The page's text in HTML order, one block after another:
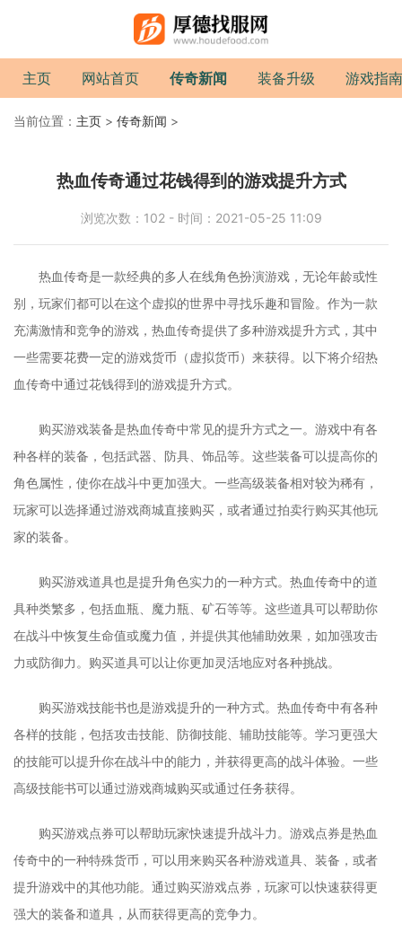
主页 网站首页 传奇新闻 装备升级 游戏指南
当前位置： 主页 > 传奇新闻 >
热血传奇通过花钱得到的游戏提升方式
浏览次数：102 - 时间：2021-05-25 11:09
热血传奇是一款经典的多人在线角色扮演游戏，无论年龄或性
别，玩家们都可以在这个虚拟的世界中寻找乐趣和冒险。作为一款
充满激情和竞争的游戏，热血传奇提供了多种游戏提升方式，其中
一些需要花费一定的游戏货币（虚拟货币）来获得。以下将介绍热
血传奇中通过花钱得到的游戏提升方式。
购买游戏装备是热血传奇中常见的提升方式之一。游戏中有各
种各样的装备，包括武器、防具、饰品等。这些装备可以提高你的
角色属性，使你在战斗中更加强大。一些高级装备相对较为稀有，
玩家可以选择通过游戏商城直接购买，或者通过拍卖行购买其他玩
家的装备。
购买游戏道具也是提升角色实力的一种方式。热血传奇中的道
具种类繁多，包括血瓶、魔力瓶、矿石等等。这些道具可以帮助你
在战斗中恢复生命值或魔力值，并提供其他辅助效果，如加强攻击
力或防御力。购买道具可以让你更加灵活地应对各种挑战。
购买游戏技能书也是游戏提升的一种方式。热血传奇中有各种
各样的技能，包括攻击技能、防御技能、辅助技能等。学习更强大
的技能可以提升你在战斗中的能力，并获得更高的战斗体验。一些
高级技能书可以通过游戏商城购买或通过任务获得。
购买游戏点券可以帮助玩家快速提升战斗力。游戏点券是热血
传奇中的一种特殊货币，可以用来购买各种游戏道具、装备，或者
提升游戏中的其他功能。通过购买游戏点券，玩家可以快速获得更
强大的装备和道具，从而获得更高的竞争力。